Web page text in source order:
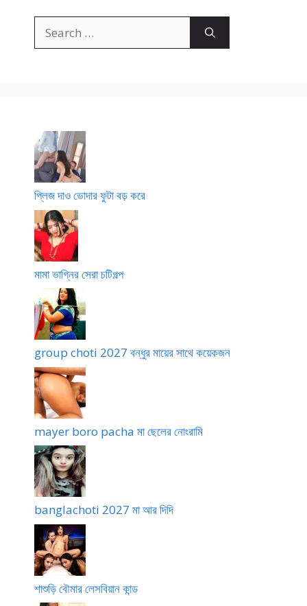
for:
প্লিজ দাও ভোদার ফুটা বড় করে
মামা ভাগ্নির সেরা চটিগল্প
group choti 2027 বন্ধুর মায়ের সাথে কয়েকজন
mayer boro pacha মা ছেলের নোংরামি
banglachoti 2027 মা আর দিদি
শাশুড়ি বৌমার লেসবিয়ান কান্ড